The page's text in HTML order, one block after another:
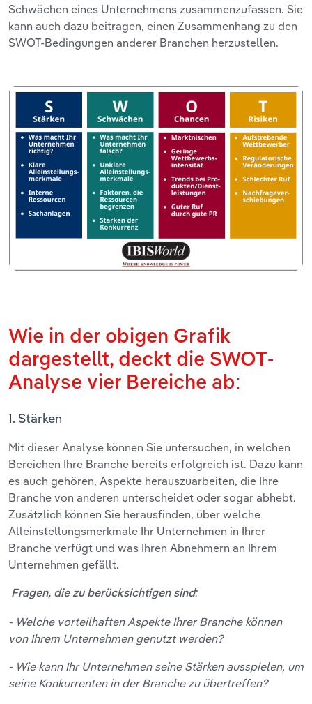
Schwächen eines Unternehmens zusammenzufassen. Sie
kann auch dazu beitragen, einen Zusammenhang zu den
SWOT-Bedingungen anderer Branchen herzustellen.
Wie in der obigen Grafik
dargestellt, deckt die SWOT-
Analyse vier Bereiche ab:
1. Stärken
Mit dieser Analyse können Sie untersuchen, in welchen
Bereichen Ihre Branche bereits erfolgreich ist. Dazu kann
es auch gehören, Aspekte herauszuarbeiten, die Ihre
Branche von anderen unterscheidet oder sogar abhebt.
Zusätzlich können Sie herausfinden, über welche
Alleinstellungsmerkmale Ihr Unternehmen in Ihrer
Branche verfügt und was Ihren Abnehmern an Ihrem
Unternehmen gefällt.
Fragen, die zu berücksichtigen sind:
- Welche vorteilhaften Aspekte Ihrer Branche können
von Ihrem Unternehmen genutzt werden?
- Wie kann Ihr Unternehmen seine Stärken ausspielen, um
seine Konkurrenten in der Branche zu übertreffen?